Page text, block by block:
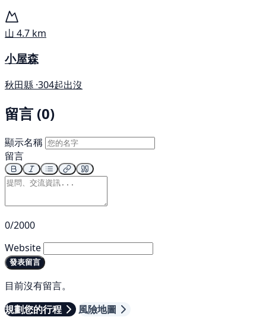
山 4.7 km
小屋森
秋田縣 ·304起出沒
留言 (0)
顯示名稱
留言
0/2000
Website
發表留言
目前沒有留言。
規劃您的行程
風險地圖